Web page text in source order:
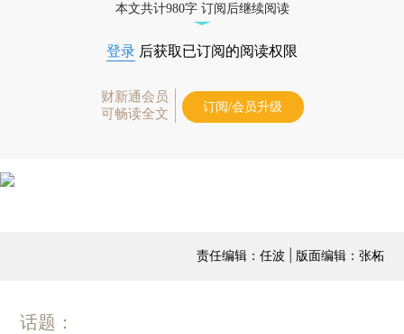
本文共计980字 订阅后继续阅读
登录 后获取已订阅的阅读权限
财新通会员
可畅读全文
订阅/会员升级
责任编辑：任波 | 版面编辑：张柘
话题：